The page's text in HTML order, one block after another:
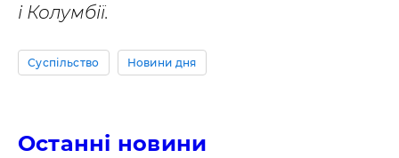
і Колумбії.
Суспільство Новини дня
Останні новини